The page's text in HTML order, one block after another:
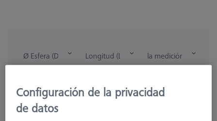
Ø Esfera (DK) Longitud (L) la medición de la
Configuración de la privacidad
de datos